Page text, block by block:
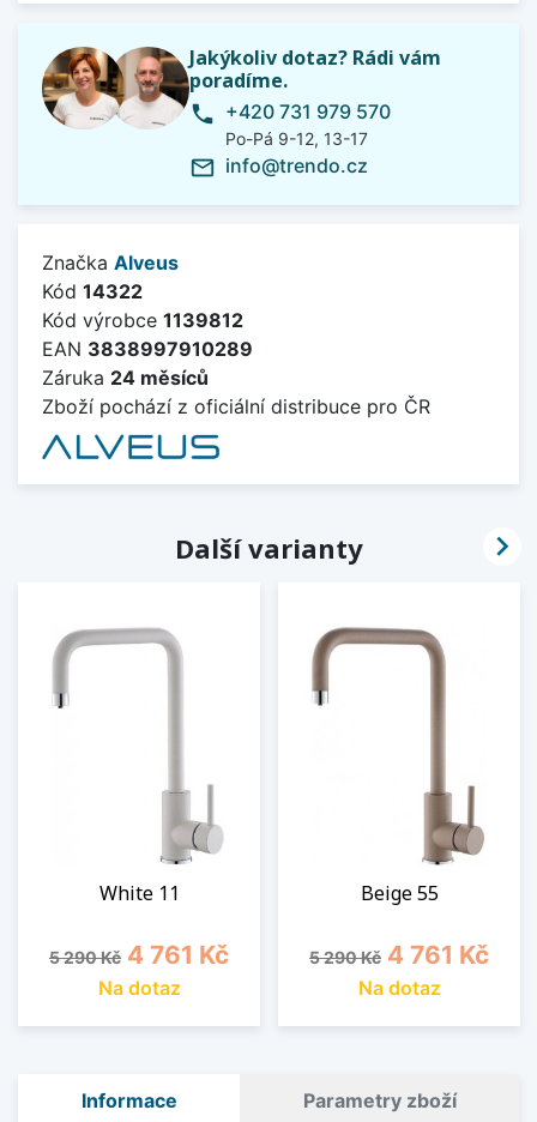
Jakýkoliv dotaz? Rádi vám
poradíme.
phone +420 731 979 570
Po-Pá 9-12, 13-17
mail_outline info@trendo.cz
Značka Alveus
Kód 14322
Kód výrobce 1139812
EAN 3838997910289
Záruka 24 měsíců
Zboží pochází z oficiální distribuce pro ČR
Další varianty
White 11
Běžná cena
5 290 Kč Cena
4 761 Kč
Na dotaz
Beige 55
Běžná cena
5 290 Kč Cena
4 761 Kč
Na dotaz

Informace Parametry zboží